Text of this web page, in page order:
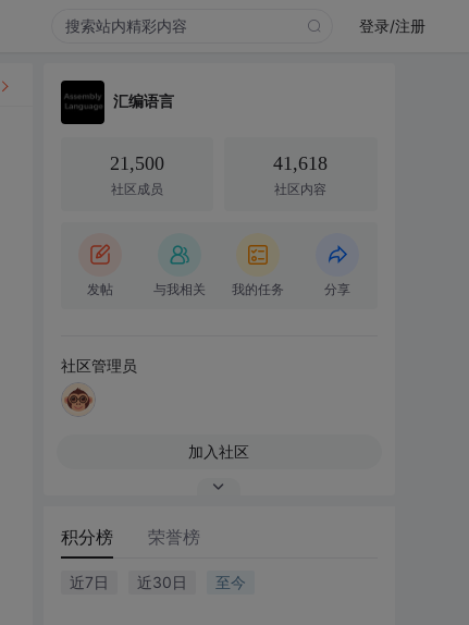
登录/注册
汇编语言
21,500
社区成员
41,618
社区内容
发帖 与我相关 我的任务 分享
社区管理员
加入社区
积分榜 荣誉榜
近7日 近30日 至今